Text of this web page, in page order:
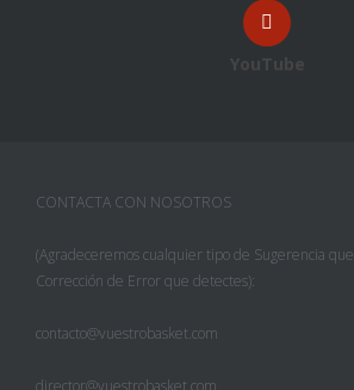
YouTube
CONTACTA CON NOSOTROS
(Agradeceremos cualquier tipo de Sugerencia
Corrección de Error que detectes):
contacto@vuestrobasket.com
director@vuestrobasket.com